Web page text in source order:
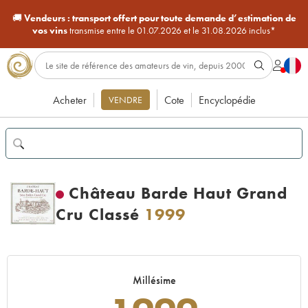
🚚Vendeurs : transport offert pour toute demande d’estimation de
vos vinstransmise entre le 01.07.2026 et le 31.08.2026 inclus*
Acheter VENDRE Cote Encyclopédie
Château Barde Haut Grand
Cru Classé 1999
Millésime